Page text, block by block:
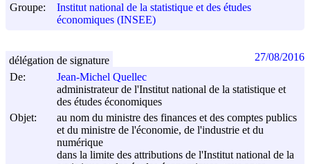
Groupe:
Institut national de la statistique et des études
économiques (INSEE)
De:
Jean-Michel Quellec
administrateur de l'Institut national de la statistique et
des études économiques
Objet:
au nom du ministre des finances et des comptes publics
et du ministre de l'économie, de l'industrie et du
numérique
dans la limite des attributions de l'Institut national de la
délégation de signature 27/08/2016